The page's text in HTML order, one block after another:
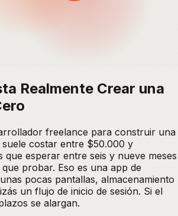
Realmente Crear una
freelance para construir una
suele costar entre $50.000 y
que esperar entre seis y nueve meses
probar. Eso es una app de
pocas pantallas, almacenamiento
un flujo de inicio de sesión. Si el
se alargan.